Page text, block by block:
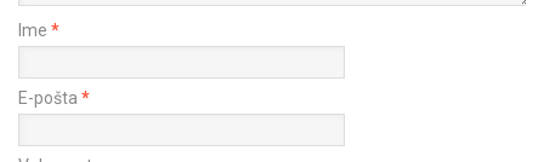
Ime *
E-pošta *